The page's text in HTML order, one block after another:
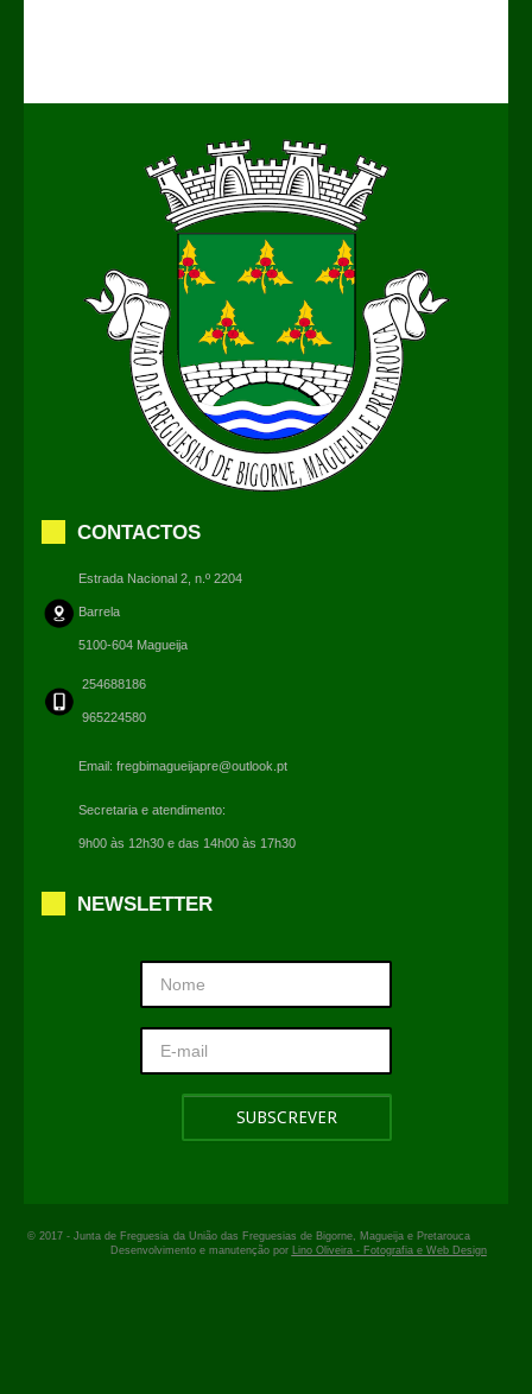
CONTACTOS
Estrada Nacional 2, n.º 2204
Barrela
5100-604 Magueija
254688186
965224580
Email: fregbimagueijapre@outlook.pt
Secretaria e atendimento:
9h00 às 12h30 e das 14h00 às 17h30
NEWSLETTER
© 2017 - Junta de Freguesia da União das Freguesias de Bigorne, Magueija e Pretarouca
Desenvolvimento e manutenção por
Lino Oliveira - Fotografia e Web Design